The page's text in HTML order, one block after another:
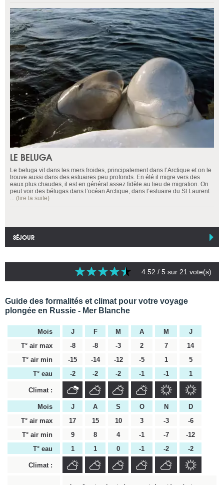
LE BELUGA
Le beluga vit dans les mers froides, principalement dans l’Arctique et on le
trouve aussi dans des estuaires peu profonds. En été il migre vers des
eaux plus chaudes, il est en général assez fidèle au lieu de migration. On
peut voir des bélugas dans l’océan Arctique, dans l’estuaire du St Laurent
... (lire la suite)
SÉJOUR
4.52 / 5 sur 21 vote(s)
Guide des formalités et climat pour votre voyage
plongée en Russie - Mer Blanche
Mois J F M A M
J
T° air max
-8 -8 -3 2 7
14
T° air min
-15 -14 -12 -5 1
5
T° eau
-2 -2 -2 -1 -1 1
Climat :
Mois J A S O N
D
T° air max
17 15 10 3 -3
-6
T° air min
9 8 4 -1 -7
-12
T° eau
1 1 0 -1 -2 -2
Climat :